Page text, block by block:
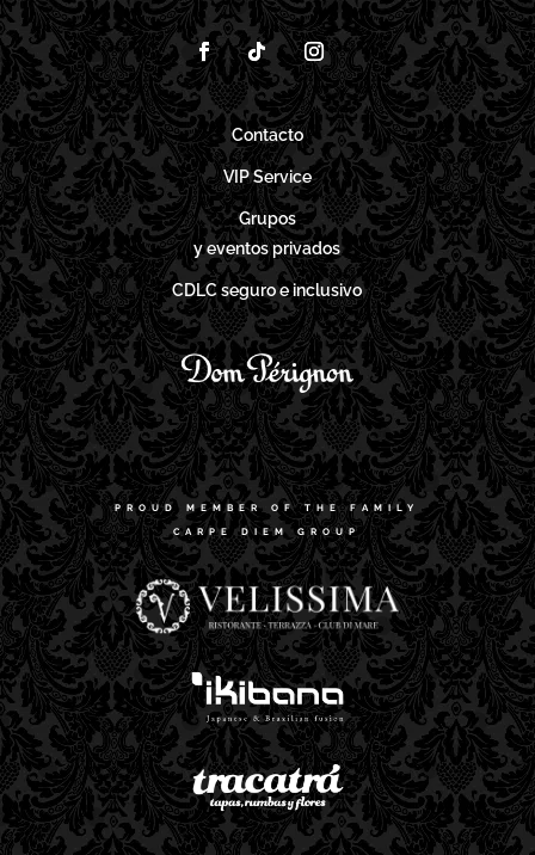
Contacto
VIP Service
Grupos
y eventos privados
CDLC seguro e inclusivo
PROUD MEMBER OF THE FAMILY
CARPE DIEM GROUP